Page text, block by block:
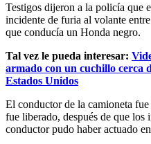
Testigos dijeron a la policía que
incidente de furia al volante
que conducía un Honda negro.
Tal vez le pueda interesar:
armado con un cuchillo cerca
Estados Unidos
El conductor de la camioneta
fue liberado, después de que los
conductor pudo haber actuado